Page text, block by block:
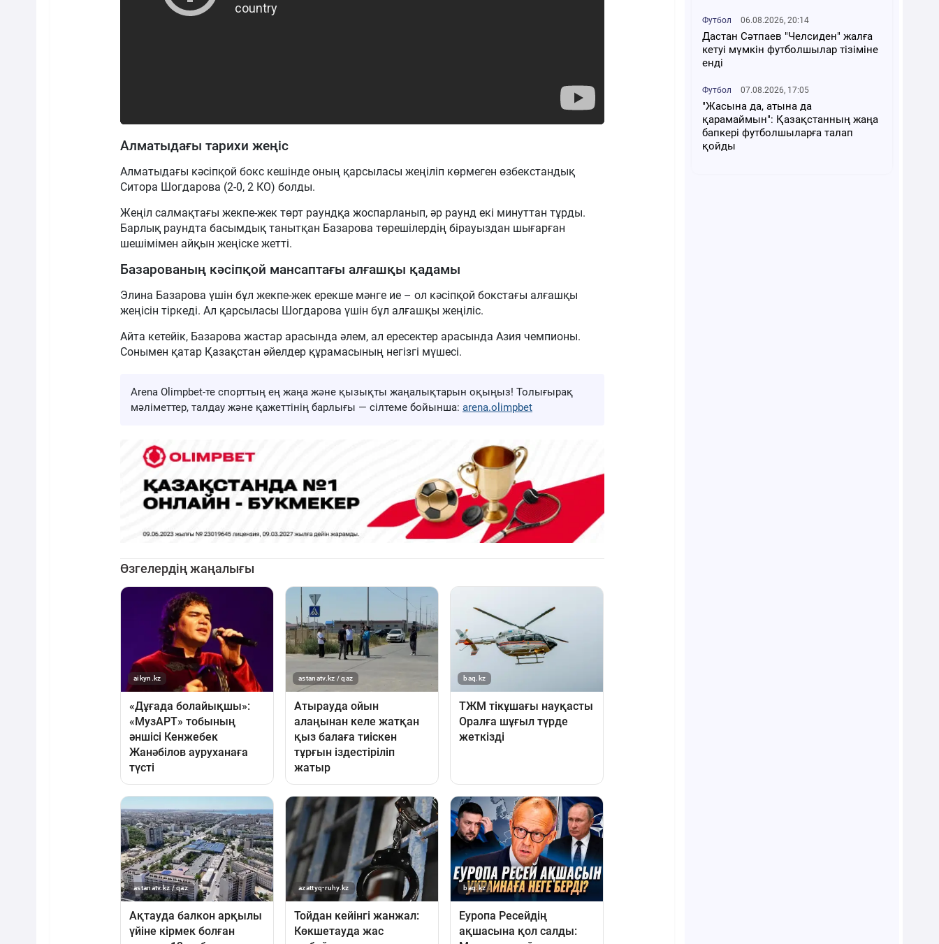
Алматыдағы тарихи жеңіс
Алматыдағы кәсіпқой бокс кешінде оның қарсыласы жеңіліп көрмеген өзбекстандық
Ситора Шогдарова (2-0, 2 КО) болды.
Жеңіл салмақтағы жекпе-жек төрт раундқа жоспарланып, әр раунд екі минуттан тұрды.
Барлық раундта басымдық танытқан Базарова төрешілердің бірауыздан шығарған
шешімімен айқын жеңіске жетті.
Базарованың кәсіпқой мансаптағы алғашқы қадамы
Элина Базарова үшін бұл жекпе-жек ерекше мәнге ие – ол кәсіпқой бокстағы алғашқы
жеңісін тіркеді. Ал қарсыласы Шогдарова үшін бұл алғашқы жеңіліс.
Айта кетейік, Базарова жастар арасында әлем, ал ересектер арасында Азия чемпионы.
Сонымен қатар Қазақстан әйелдер құрамасының негізгі мүшесі.
Arena Olimpbet-те спорттың ең жаңа және қызықты жаңалықтарын оқыңыз! Толығырақ
мәліметтер, талдау және қажеттінің барлығы — сілтеме бойынша: arena.olimpbet
Футбол 06.08.2026, 20:14
Дастан Сәтпаев "Челсиден" жалға
кетуі мүмкін футболшылар тізіміне
енді
Футбол 07.08.2026, 17:05
"Жасына да, атына да
қарамаймын": Қазақстанның жаңа
бапкері футболшыларға талап
қойды